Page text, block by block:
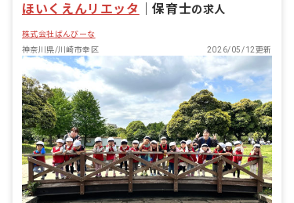
おやつの調理や掃除などの雑務 ※定員は
ほいくえんリエッタ ｜保育士の求人
株式会社ばんびーな
神奈川県/川崎市幸区
2026/05/12更新